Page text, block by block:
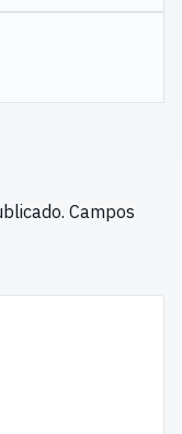
Campos